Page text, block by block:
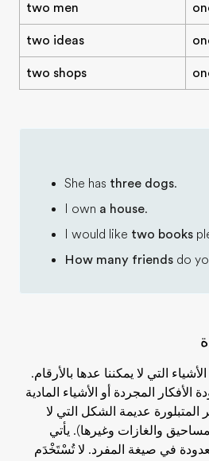
two men
two ideas
two shops
She has three dogs.
I own a house.
I would like two books
How many friends do
التي لا يمكننا عدها بالأرقام.
المجردة أو الأشياء المادية
المتبلورة عديمة الشكل التي لا
والغازات وغيرها). يأتي
في صيغة المفرد. لا تُسْتَخْدَم